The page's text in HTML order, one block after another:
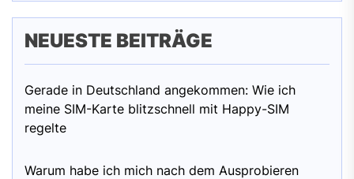
NEUESTE BEITRÄGE
Gerade in Deutschland angekommen: Wie ich
meine SIM-Karte blitzschnell mit Happy-SIM
regelte
Warum habe ich mich nach dem Ausprobieren